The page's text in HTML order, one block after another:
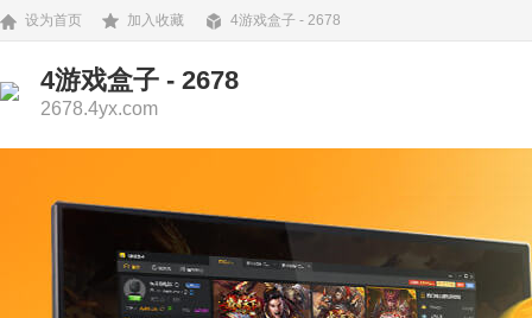
设为首页 加入收藏 4游戏盒子 - 2678
4游戏盒子 - 2678
2678.4yx.com